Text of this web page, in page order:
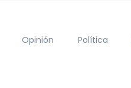
Opinión Política